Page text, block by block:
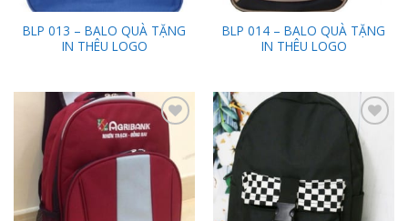
BLP 013 – BALO QUÀ TẶNG
IN THÊU LOGO
BLP 014 – BALO QUÀ TẶNG
IN THÊU LOGO
Add to
Wishlist
Add to
Wishlist